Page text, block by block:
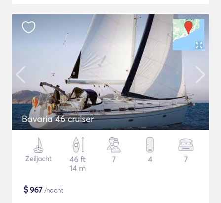
Bavaria 46 cruiser
Zeiljacht
46 ft
14 m
7 4 7
$967 /nacht